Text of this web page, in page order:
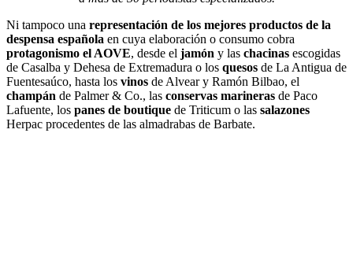
Ni tampoco una representación de los mejores productos de la
despensa española en cuya elaboración o consumo cobra
protagonismo el AOVE, desde el jamón y las chacinas escogidas
de Casalba y Dehesa de Extremadura o los quesos de La Antigua de
Fuentesaúco, hasta los vinos de Alvear y Ramón Bilbao, el
champán de Palmer & Co., las conservas marineras de Paco
Lafuente, los panes de boutique de Triticum o las salazones
Herpac procedentes de las almadrabas de Barbate.